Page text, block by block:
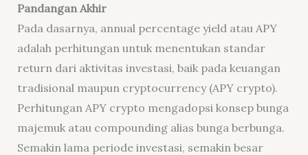
Pandangan Akhir
Pada dasarnya, annual percentage yield atau APY
adalah perhitungan untuk menentukan standar
return dari aktivitas investasi, baik pada keuangan
tradisional maupun cryptocurrency (APY crypto).
Perhitungan APY crypto mengadopsi konsep bunga
majemuk atau compounding alias bunga berbunga.
Semakin lama periode investasi, semakin besar